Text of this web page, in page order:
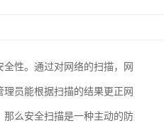
性。通过对网络的扫描，网
员能根据扫描的结果更正网
么安全扫描是一种主动的防